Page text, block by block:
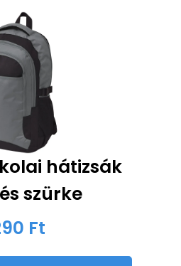
hátizsák
szürke
Ft